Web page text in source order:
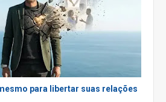
para libertar suas relações